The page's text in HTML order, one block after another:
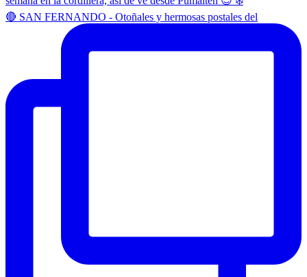
🔴 SAN FERNANDO - Otoñales y hermosas postales del